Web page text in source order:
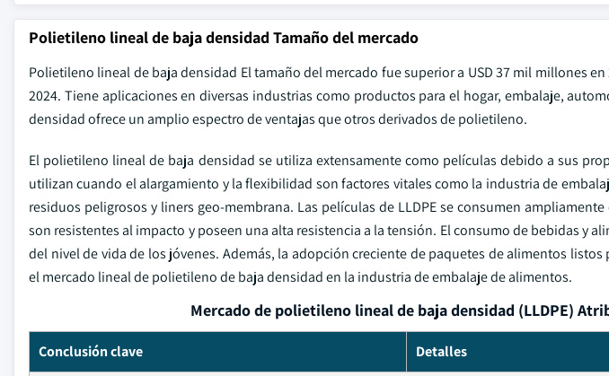
Polietileno lineal de baja densidad Tamaño del mercado
Polietileno lineal de baja densidad El tamaño del mercado fue superior a USD 37 mil millones en
2024. Tiene aplicaciones en diversas industrias como productos para el hogar, embalaje,
densidad ofrece un amplio espectro de ventajas que otros derivados de polietileno.
El polietileno lineal de baja densidad se utiliza extensamente como películas debido a sus
utilizan cuando el alargamiento y la flexibilidad son factores vitales como la industria de
residuos peligrosos y liners geo-membrana. Las películas de LLDPE se consumen
son resistentes al impacto y poseen una alta resistencia a la tensión. El consumo de bebidas y
del nivel de vida de los jóvenes. Además, la adopción creciente de paquetes de alimentos
el mercado lineal de polietileno de baja densidad en la industria de embalaje de alimentos.
Mercado de polietileno lineal de baja densidad (LLDPE)
Conclusión clave Detalles